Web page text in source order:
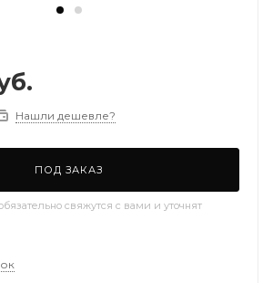
Нашли дешевле?
ПОД ЗАКАЗ
свяжутся с вами и уточнят